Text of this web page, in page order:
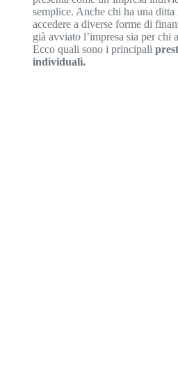
semplice. Anche chi ha una
accedere a diverse forme di
già avviato l’impresa sia per chi
Ecco quali sono i principali
individuali.